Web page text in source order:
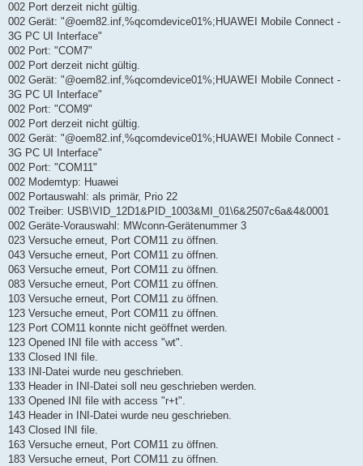
002 Port derzeit nicht gültig.
002 Gerät: "@oem82.inf,%qcomdevice01%;HUAWEI Mobile Connect -
3G PC UI Interface"
002 Port: "COM7"
002 Port derzeit nicht gültig.
002 Gerät: "@oem82.inf,%qcomdevice01%;HUAWEI Mobile Connect -
3G PC UI Interface"
002 Port: "COM9"
002 Port derzeit nicht gültig.
002 Gerät: "@oem82.inf,%qcomdevice01%;HUAWEI Mobile Connect -
3G PC UI Interface"
002 Port: "COM11"
002 Modemtyp: Huawei
002 Portauswahl: als primär, Prio 22
002 Treiber: USB\VID_12D1&PID_1003&MI_01\6&2507c6a&4&0001
002 Geräte-Vorauswahl: MWconn-Gerätenummer 3
023 Versuche erneut, Port COM11 zu öffnen.
043 Versuche erneut, Port COM11 zu öffnen.
063 Versuche erneut, Port COM11 zu öffnen.
083 Versuche erneut, Port COM11 zu öffnen.
103 Versuche erneut, Port COM11 zu öffnen.
123 Versuche erneut, Port COM11 zu öffnen.
123 Port COM11 konnte nicht geöffnet werden.
123 Opened INI file with access "wt".
133 Closed INI file.
133 INI-Datei wurde neu geschrieben.
133 Header in INI-Datei soll neu geschrieben werden.
133 Opened INI file with access "r+t".
143 Header in INI-Datei wurde neu geschrieben.
143 Closed INI file.
163 Versuche erneut, Port COM11 zu öffnen.
183 Versuche erneut, Port COM11 zu öffnen.